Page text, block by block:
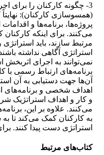
3- چگونه کارکنان را برای
(همسوسازی کارکنان): نهایتاً
پروژه‌ها، برنامه‌ها و اقدامات
می‌کنند. برای اینکه
مرتبط سازند، باید استراتژی
استراتژی آگاهی نداشته
نمی‌توانند به اجرای
برنامه‌های ارتباط رسمی با
آن‌ها جهت دستیابی به آن
اهداف شخصی و برنامه‌های
و کار و اهداف استراتژیک
می‌کنند. علاوه بر این،
به کارکنان کمک می‌کند تا
استراتژی دست پیدا کنند.
کتاب‌های مرتبط